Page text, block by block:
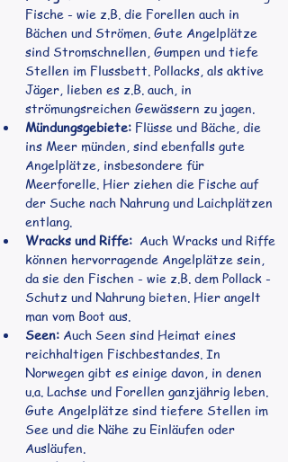
Fische - wie z.B. die Forellen auch in
Bächen und Strömen. Gute Angelplätze
sind Stromschnellen, Gumpen und tiefe
Stellen im Flussbett. Pollacks, als aktive
Jäger, lieben es z.B. auch, in
strömungsreichen Gewässern zu jagen.
Mündungsgebiete: Flüsse und Bäche, die
ins Meer münden, sind ebenfalls gute
Angelplätze, insbesondere für
Meerforelle. Hier ziehen die Fische auf
der Suche nach Nahrung und Laichplätzen
entlang.
Wracks und Riffe: Auch Wracks und Riffe
können hervorragende Angelplätze sein,
da sie den Fischen - wie z.B. dem Pollack -
Schutz und Nahrung bieten. Hier angelt
man vom Boot aus.
Seen: Auch Seen sind Heimat eines
reichhaltigen Fischbestandes. In
Norwegen gibt es einige davon, in denen
u.a. Lachse und Forellen ganzjährig leben.
Gute Angelplätze sind tiefere Stellen im
See und die Nähe zu Einläufen oder
Ausläufen.